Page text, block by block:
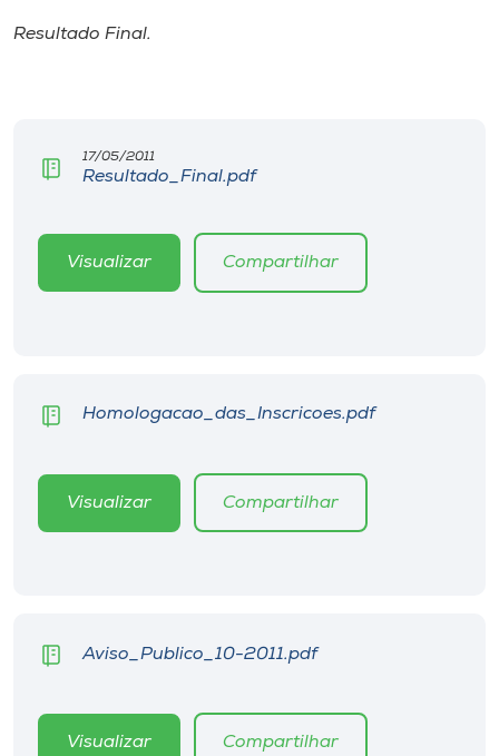
CPA
Biblioteca
Unoesc
Store
Selecione
o idioma
Resultado Final.
17/05/2011
Resultado_Final.pdf
Visualizar Compartilhar
Homologacao_das_Inscricoes.pdf
Visualizar Compartilhar
Aviso_Publico_10-2011.pdf
Visualizar Compartilhar